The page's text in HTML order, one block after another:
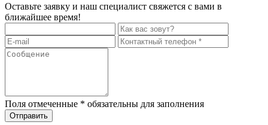
Оставьте заявку и наш специалист свяжется с вами в
ближайшее время!
Поля отмеченные * обязательны для заполнения